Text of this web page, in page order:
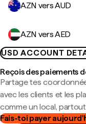
AZN vers AUD
AZN vers AED
USD ACCOUNT
Reçois des paiements
Partage tes
avec les clients et les
comme un local,
Fais-toi payer